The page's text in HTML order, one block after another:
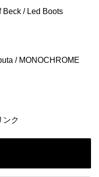
Beck / Led Boots
/ MONOCHROME
ンク